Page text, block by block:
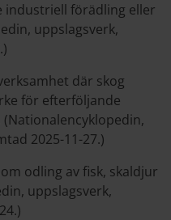
industriell förädling eller
uppslagsverk,
där skog
för efterföljande
2025-11-27.)
odling av fisk, skaldjur
uppslagsverk,